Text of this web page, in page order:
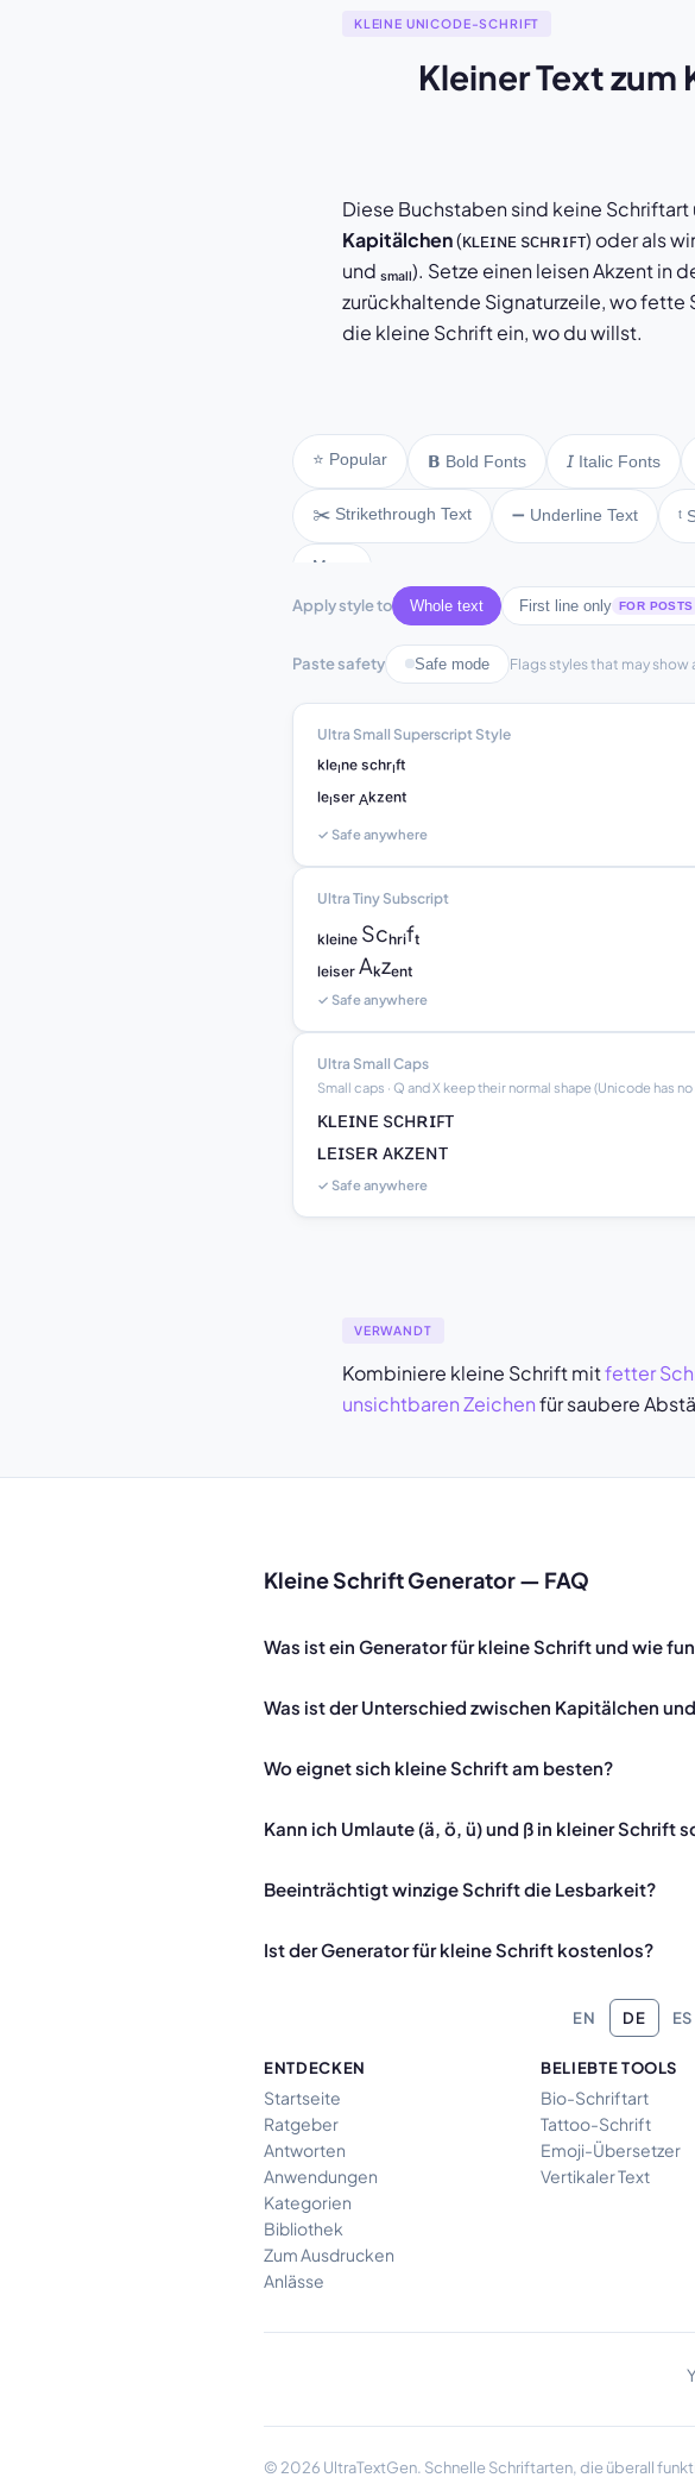
KLEINE UNICODE-SCHRIFT
Kleiner Text
Diese Buchstaben sind keine
Kapitälchen(ᴋʟᴇɪɴᴇ ѕᴄʜʀɪꜰᴛ) oder als
und ₛₘₐₗₗ). Setze einen leisen Akzent
zurückhaltende Signaturzeile, wo fette
die kleine Schrift ein, wo du willst.
⭐ Popular 𝗕 Bold Fonts 𝘐 Italic Fonts
✂️ Strikethrough Text ➖ Underline Text ᵗ
More
Apply style to Whole text First line only FOR POSTS
Paste safety Safe mode Flags styles that may
Ultra Small Superscript Style
ᵏˡᵉᶦⁿᵉ ˢᶜʰʳᶦᶠᵗ
ˡᵉᶦˢᵉʳ ᴬᵏᶻᵉⁿᵗ
✓ Safe anywhere
Ultra Tiny Subscript
ₖₗₑᵢₙₑ Scₕᵣᵢfₜ
ₗₑᵢₛₑᵣ Aₖzₑₙₜ
✓ Safe anywhere
Ultra Small Caps
Small caps · Q and X keep their normal shape (Unicode has
ᴋʟᴇɪɴᴇ sᴄʜʀɪꜰᴛ
ʟᴇɪsᴇʀ ᴀᴋᴢᴇɴᴛ
✓ Safe anywhere
VERWANDT
Kombiniere kleine Schrift mitfetter
unsichtbaren Zeichenfür saubere
Kleine Schrift Generator — FAQ
Was ist ein Generator für kleine Schrift und wie
Was ist der Unterschied zwischen Kapitälchen
Wo eignet sich kleine Schrift am besten?
Kann ich Umlaute (ä, ö, ü) und ß in kleiner Schrift
Beeinträchtigt winzige Schrift die Lesbarkeit?
Ist der Generator für kleine Schrift kostenlos?
EN DE ES
ENTDECKEN
Startseite
Ratgeber
Antworten
Anwendungen
Kategorien
Bibliothek
Zum Ausdrucken
Anlässe
BELIEBTE TOOLS
Bio-Schriftart
Tattoo-Schrift
Emoji-Übersetzer
Vertikaler Text
© 2026 UltraTextGen. Schnelle Schriftarten, die überall